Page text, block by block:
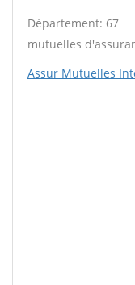
Département: 67
mutuelles
Assur Mutuelles